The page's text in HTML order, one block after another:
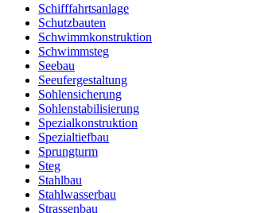
Schifffahrtsanlage
Schutzbauten
Schwimmkonstruktion
Schwimmsteg
Seebau
Seeufergestaltung
Sohlensicherung
Sohlenstabilisierung
Spezialkonstruktion
Spezialtiefbau
Sprungturm
Steg
Stahlbau
Stahlwasserbau
Strassenbau